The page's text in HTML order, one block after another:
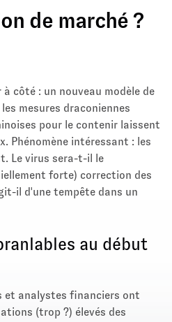
de marché ?
à côté : un nouveau modèle de
mesures draconiennes
pour le contenir laissent
Phénomène intéressant : les
Le virus sera-t-il le
forte) correction des
il d'une tempête dans un
au début
et analystes financiers ont
(trop ?) élevés des